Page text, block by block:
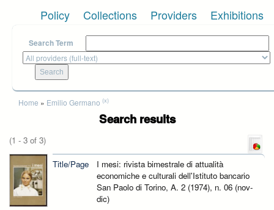
Policy Collections Providers Exhibitions
Search Term
You are here
Home » Emilio Germano (x)
Search results
(1 - 3 of 3)
Title/Page
I mesi: rivista bimestrale di attualità
economiche e culturali dell'Istituto bancario
San Paolo di Torino, A. 2 (1974), n. 06 (nov-
dic)